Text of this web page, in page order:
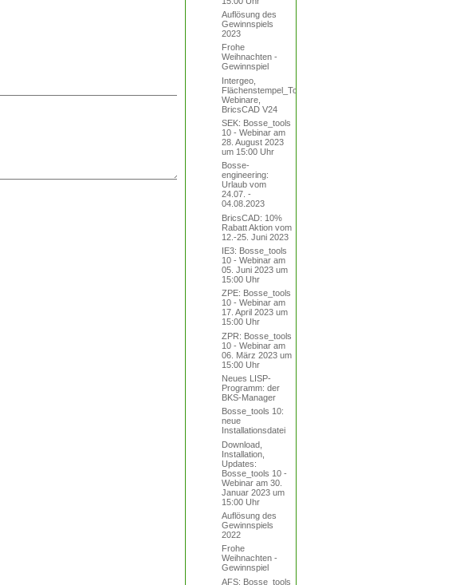
Auflösung des
Gewinnspiels
2023
Frohe
Weihnachten -
Gewinnspiel
Intergeo,
Flächenstempel_Tool,
Webinare,
BricsCAD V24
SEK: Bosse_tools
10 - Webinar am
28. August 2023
um 15:00 Uhr
Bosse-
engineering:
Urlaub vom
24.07. -
04.08.2023
BricsCAD: 10%
Rabatt Aktion vom
12.-25. Juni 2023
IE3: Bosse_tools
10 - Webinar am
05. Juni 2023 um
15:00 Uhr
ZPE: Bosse_tools
10 - Webinar am
17. April 2023 um
15:00 Uhr
ZPR: Bosse_tools
10 - Webinar am
06. März 2023 um
15:00 Uhr
Neues LISP-
Programm: der
BKS-Manager
Bosse_tools 10:
neue
Installationsdatei
Download,
Installation,
Updates:
Bosse_tools 10 -
Webinar am 30.
Januar 2023 um
15:00 Uhr
Auflösung des
Gewinnspiels
2022
Frohe
Weihnachten -
Gewinnspiel
AFS: Bosse_tools